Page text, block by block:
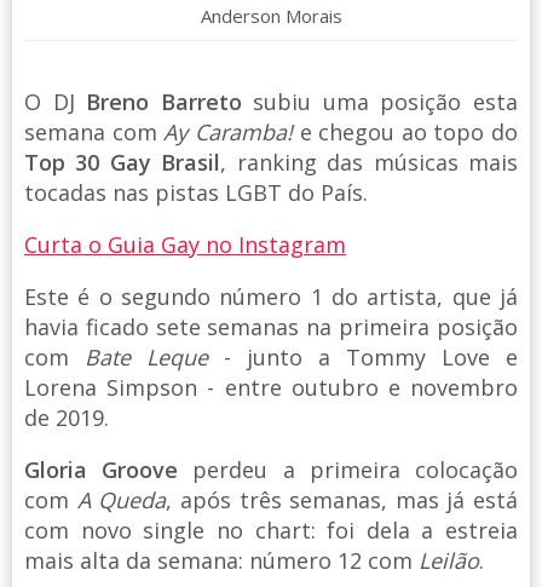
Anderson Morais
O DJ Breno Barreto subiu uma posição esta
semana comAy Caramba!e chegou ao topo do
Top 30 Gay Brasil, ranking das músicas mais
tocadas nas pistas LGBT do País.
Curta o Guia Gay no Instagram
Este é o segundo número 1 do artista, que já
havia ficado sete semanas na primeira posição
com Bate Leque- junto a Tommy Love e
Lorena Simpson - entre outubro e novembro
de 2019.
Gloria Groove perdeu a primeira colocação
com A Queda, após três semanas, mas já está
com novo single no chart: foi dela a estreia
mais alta da semana: número 12 com Leilão.